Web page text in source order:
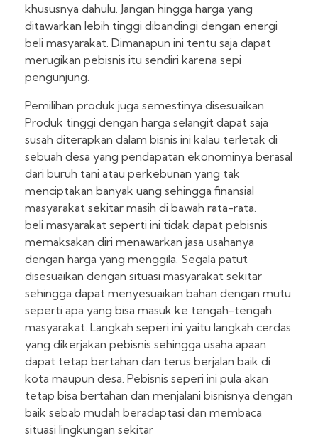
khususnya dahulu. Jangan hingga harga yang
ditawarkan lebih tinggi dibandingi dengan energi
beli masyarakat. Dimanapun ini tentu saja dapat
merugikan pebisnis itu sendiri karena sepi
pengunjung.
Pemilihan produk juga semestinya disesuaikan.
Produk tinggi dengan harga selangit dapat saja
susah diterapkan dalam bisnis ini kalau terletak di
sebuah desa yang pendapatan ekonominya berasal
dari buruh tani atau perkebunan yang tak
menciptakan banyak uang sehingga finansial
masyarakat sekitar masih di bawah rata-rata.
beli masyarakat seperti ini tidak dapat pebisnis
memaksakan diri menawarkan jasa usahanya
dengan harga yang menggila. Segala patut
disesuaikan dengan situasi masyarakat sekitar
sehingga dapat menyesuaikan bahan dengan mutu
seperti apa yang bisa masuk ke tengah-tengah
masyarakat. Langkah seperi ini yaitu langkah cerdas
yang dikerjakan pebisnis sehingga usaha apaan
dapat tetap bertahan dan terus berjalan baik di
kota maupun desa. Pebisnis seperi ini pula akan
tetap bisa bertahan dan menjalani bisnisnya dengan
baik sebab mudah beradaptasi dan membaca
situasi lingkungan sekitar